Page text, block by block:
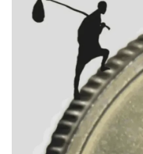
Если у вас есть вопросы,
+7 (929) 612-03-68